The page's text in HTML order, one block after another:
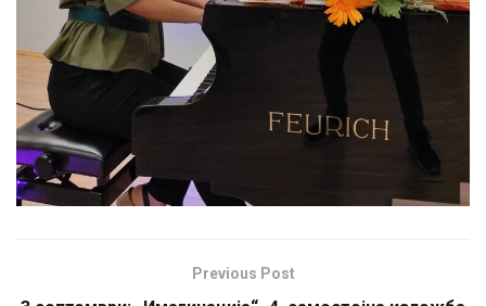
Previous Post